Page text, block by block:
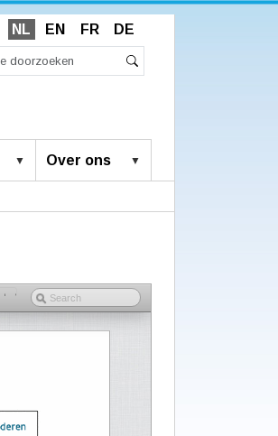
NL EN FR DE
Over ons